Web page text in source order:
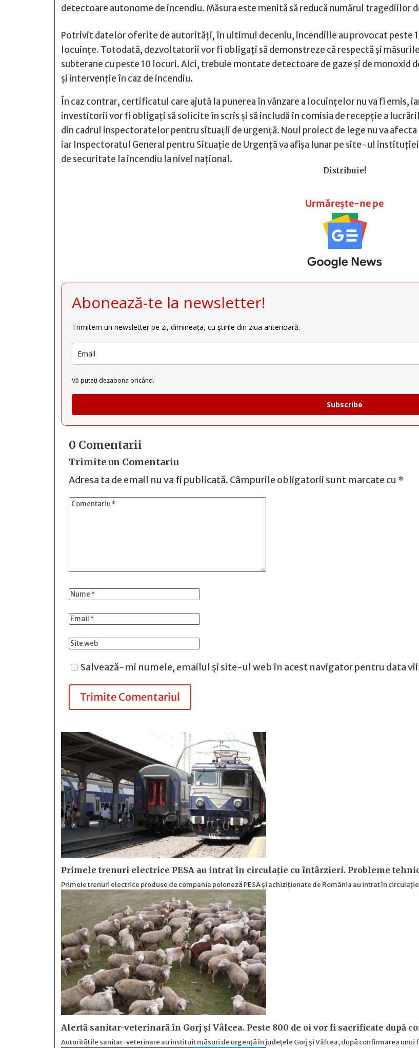
detectoare autonome de incendiu. Măsura este menită să reducă numărul
Potrivit datelor oferite de autorităţi, în ultimul deceniu, incendiile au provocat peste
locuinţe. Totodată, dezvoltatorii vor fi obligaţi să demonstreze că respectă şi
subterane cu peste 10 locuri. Aici, trebuie montate detectoare de gaze şi de monoxid
şi intervenţie în caz de incendiu.
În caz contrar, certificatul care ajută la punerea în vânzare a locuinţelor nu va fi emis,
investitorii vor fi obligaţi să solicite în scris şi să includă în comisia de recepţie a
din cadrul inspectoratelor pentru situaţii de urgenţă. Noul proiect de lege nu va
iar Inspectoratul General pentru Situaţie de Urgenţă va afişa lunar pe site-ul
de securitate la incendiu la nivel naţional.
Distribuie!
Urmărește-ne pe
Abonează-te la newsletter!
Trimitem un newsletter pe zi, dimineața, cu știrile din ziua anterioară.
Vă puteți dezabona oricând.
Subscribe
0 Comentarii
Trimite un Comentariu
Adresa ta de email nu va fi publicată. Câmpurile obligatorii sunt marcate cu *
Salvează-mi numele, emailul și site-ul web în acest navigator pentru data
Trimite Comentariul
Primele trenuri electrice PESA au intrat în circulație cu întârzieri. Probleme
Primele trenuri electrice produse de compania poloneză PESA și achiziționate de România au intrat în
Alertă sanitar-veterinară în Gorj și Vâlcea. Peste 800 de oi vor fi sacrificate după
Autoritățile sanitar-veterinare au instituit măsuri de urgență în județele Gorj și Vâlcea, după confirmarea unui